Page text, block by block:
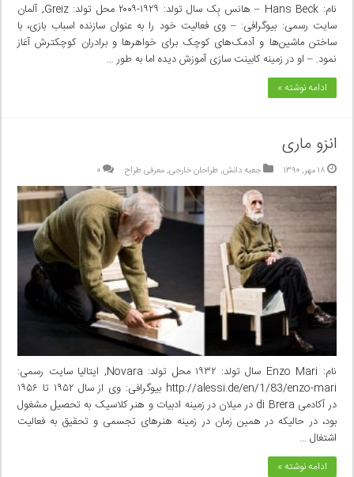
نام: Hans Beck – هانس بِک سال تولد: ۱۹۲۹-۲۰۰۹ محل تولد: Greiz, آلمان
سایت رسمی: بیوگرافی: – وی فعالیت خود را به عنوان سازنده اسباب بازی، با
ساختن ماشین‌ها و آدمک‌های کوچک برای خواهر‌ها و برادران کوچکترش آغاز
نمود. – او در زمینه کابینت سازی آموزش دیده اما به طور …
ادامه نوشته »
انزو ماری
۱۸ مهر, ۱۳۹۰ جعبه دانش,طراحان خارجی,معرفی طراح ۰
نام: Enzo Mari سال تولد: ۱۹۳۲ محل تولد: Novara, ایتالیا سایت رسمی:
http://alessi.de/en/1/83/enzo-mari بیوگرافی: وی از سال ۱۹۵۲ تا ۱۹۵۶
در آکادمی di Brera در میلان در زمینه ادبیات و هنر کلاسیک به تحصیل مشغول
بود، در حالیکه در همین زمان در زمینه هنر‌های تجسمی و تحقیق به فعالیت
اشتغال …
ادامه نوشته »